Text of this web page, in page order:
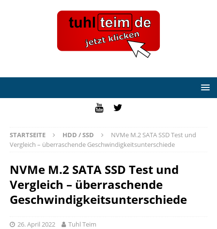
STARTSEITE HDD / SSD
NVMe M.2 SATA SSD Test und
Vergleich – überraschende Geschwindigkeitsunterschiede
NVMe M.2 SATA SSD Test und
Vergleich – überraschende
Geschwindigkeitsunterschiede
26. April 2022 Tuhl Teim